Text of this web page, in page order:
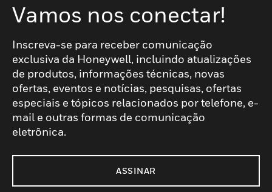
Vamos nos conectar!
Inscreva-se para receber comunicação
exclusiva da Honeywell, incluindo atualizações
de produtos, informações técnicas, novas
ofertas, eventos e notícias, pesquisas, ofertas
especiais e tópicos relacionados por telefone, e-
mail e outras formas de comunicação
eletrônica.
ASSINAR